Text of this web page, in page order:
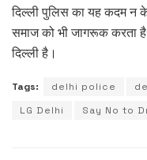
दिल्ली पुलिस का यह कदम न
समाज को भी जागरूक करता है
दिल्ली है।
Tags: delhi police
LG Delhi
Say No to